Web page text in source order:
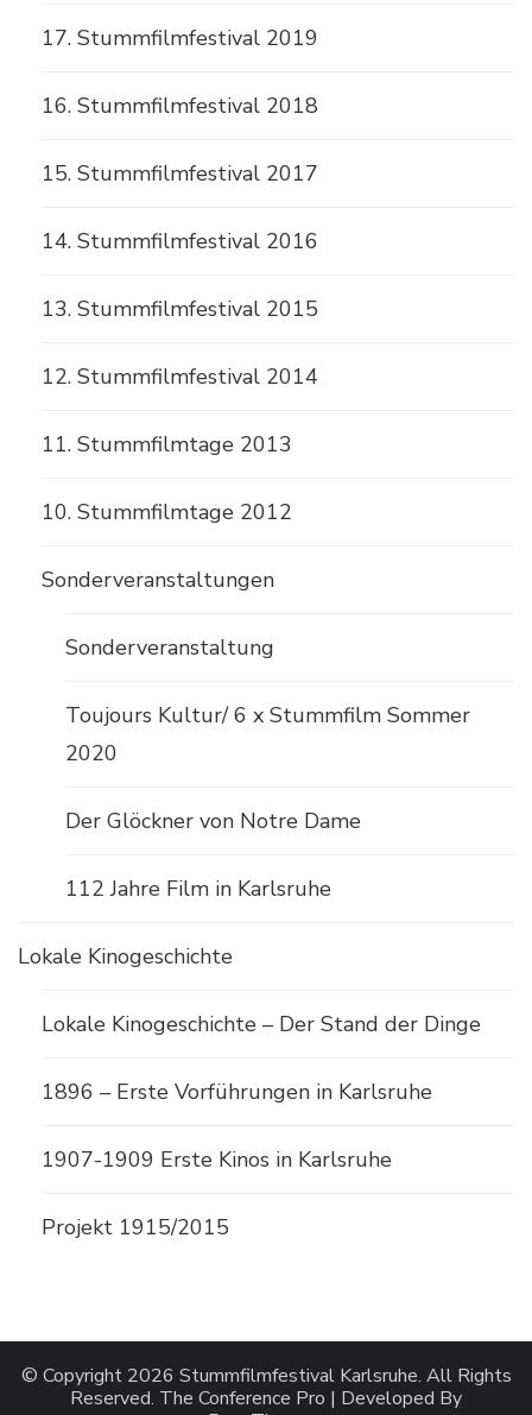
17. Stummfilmfestival 2019
16. Stummfilmfestival 2018
15. Stummfilmfestival 2017
14. Stummfilmfestival 2016
13. Stummfilmfestival 2015
12. Stummfilmfestival 2014
11. Stummfilmtage 2013
10. Stummfilmtage 2012
Sonderveranstaltungen
Sonderveranstaltung
Toujours Kultur/ 6 x Stummfilm Sommer
2020
Der Glöckner von Notre Dame
112 Jahre Film in Karlsruhe
Lokale Kinogeschichte
Lokale Kinogeschichte – Der Stand der Dinge
1896 – Erste Vorführungen in Karlsruhe
1907-1909 Erste Kinos in Karlsruhe
Projekt 1915/2015
© Copyright 2026 Stummfilmfestival Karlsruhe. All Rights
Reserved. The Conference Pro | Developed By